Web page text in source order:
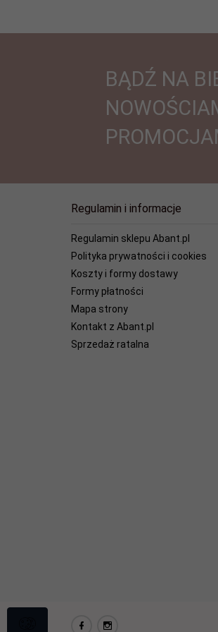
BĄDŹ NA
Regulamin i informacje
Regulamin sklepu Abant.pl
Polityka prywatności i cookies
Koszty i formy dostawy
Formy płatności
Mapa strony
Kontakt z Abant.pl
Sprzedaż ratalna